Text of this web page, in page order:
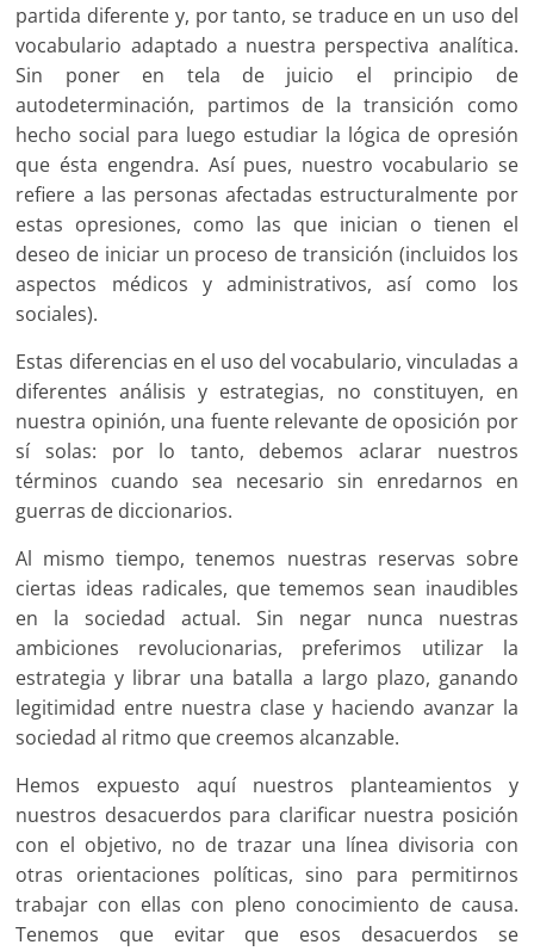
partida diferente y, por tanto, se traduce en un uso del
vocabulario adaptado a nuestra perspectiva analítica.
Sin poner en tela de juicio el principio de
autodeterminación, partimos de la transición como
hecho social para luego estudiar la lógica de opresión
que ésta engendra. Así pues, nuestro vocabulario se
refiere a las personas afectadas estructuralmente por
estas opresiones, como las que inician o tienen el
deseo de iniciar un proceso de transición (incluidos los
aspectos médicos y administrativos, así como los
sociales).
Estas diferencias en el uso del vocabulario, vinculadas a
diferentes análisis y estrategias, no constituyen, en
nuestra opinión, una fuente relevante de oposición por
sí solas: por lo tanto, debemos aclarar nuestros
términos cuando sea necesario sin enredarnos en
guerras de diccionarios.
Al mismo tiempo, tenemos nuestras reservas sobre
ciertas ideas radicales, que tememos sean inaudibles
en la sociedad actual. Sin negar nunca nuestras
ambiciones revolucionarias, preferimos utilizar la
estrategia y librar una batalla a largo plazo, ganando
legitimidad entre nuestra clase y haciendo avanzar la
sociedad al ritmo que creemos alcanzable.
Hemos expuesto aquí nuestros planteamientos y
nuestros desacuerdos para clarificar nuestra posición
con el objetivo, no de trazar una línea divisoria con
otras orientaciones políticas, sino para permitirnos
trabajar con ellas con pleno conocimiento de causa.
Tenemos que evitar que esos desacuerdos se